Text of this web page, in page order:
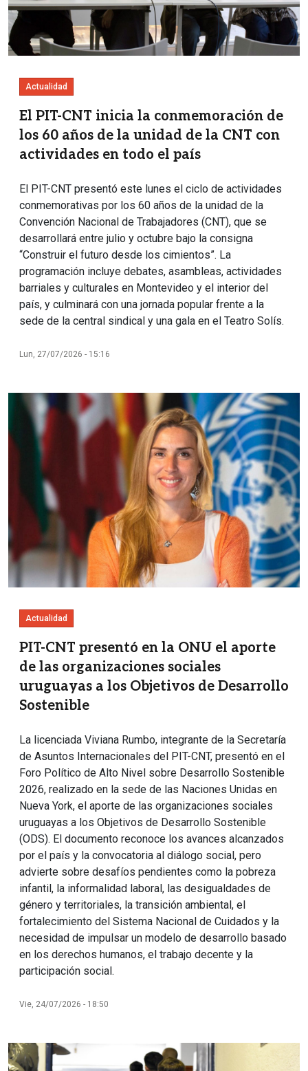
Actualidad
El PIT-CNT inicia la conmemoración de
los 60 años de la unidad de la CNT con
actividades en todo el país
El PIT-CNT presentó este lunes el ciclo de actividades
conmemorativas por los 60 años de la unidad de la
Convención Nacional de Trabajadores (CNT), que se
desarrollará entre julio y octubre bajo la consigna
“Construir el futuro desde los cimientos”. La
programación incluye debates, asambleas, actividades
barriales y culturales en Montevideo y el interior del
país, y culminará con una jornada popular frente a la
sede de la central sindical y una gala en el Teatro Solís.
Lun, 27/07/2026 - 15:16
Imagen
Actualidad
PIT-CNT presentó en la ONU el aporte
de las organizaciones sociales
uruguayas a los Objetivos de Desarrollo
Sostenible
La licenciada Viviana Rumbo, integrante de la Secretaría
de Asuntos Internacionales del PIT-CNT, presentó en el
Foro Político de Alto Nivel sobre Desarrollo Sostenible
2026, realizado en la sede de las Naciones Unidas en
Nueva York, el aporte de las organizaciones sociales
uruguayas a los Objetivos de Desarrollo Sostenible
(ODS). El documento reconoce los avances alcanzados
por el país y la convocatoria al diálogo social, pero
advierte sobre desafíos pendientes como la pobreza
infantil, la informalidad laboral, las desigualdades de
género y territoriales, la transición ambiental, el
fortalecimiento del Sistema Nacional de Cuidados y la
necesidad de impulsar un modelo de desarrollo basado
en los derechos humanos, el trabajo decente y la
participación social.
Vie, 24/07/2026 - 18:50
Imagen